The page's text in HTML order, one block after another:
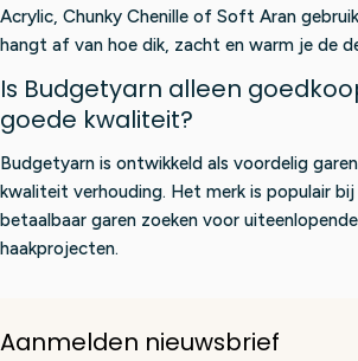
Acrylic, Chunky Chenille of Soft Aran
hangt af van hoe dik, zacht en warm je de
Is Budgetyarn alleen
goede kwaliteit?
Budgetyarn is ontwikkeld als voordelig
kwaliteit verhouding. Het merk is populair
betaalbaar garen zoeken voor
haakprojecten.
Aanmelden nieuwsbrief